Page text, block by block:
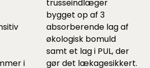
i
trusseindlæger
bygget op af 3
absorberende lag af
økologisk bomuld
samt et lag i PUL, der
gør det lækagesikkert.